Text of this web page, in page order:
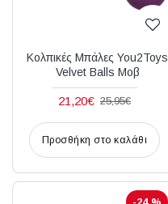
Κολπικές Μπάλες You2Toys
Velvet Balls Μοβ
21,20€ 25,95€
Προσθήκη στο καλάθι